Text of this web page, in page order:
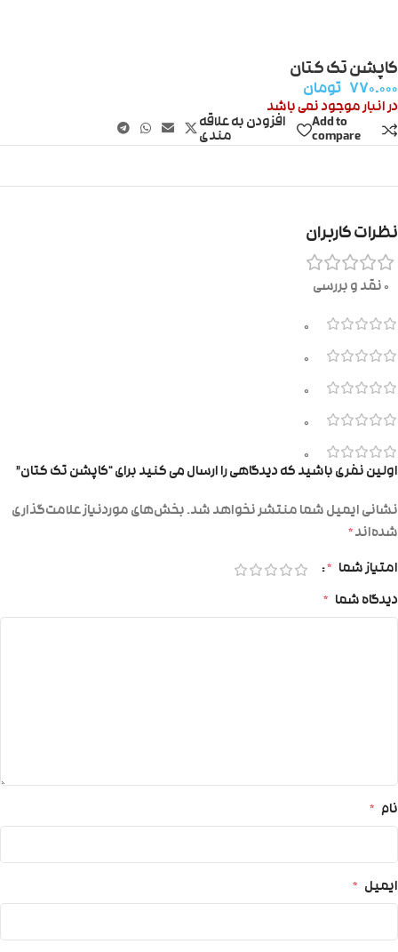
کاپشن تک کتان
۷۷۰.۰۰۰ تومان
در انبار موجود نمی باشد
Add to
compare
افزودن به علاقه
مندی
نظرات کاربران
0 نقد و بررسی
0
0
0
0
0
اولین نفری باشید که دیدگاهی را ارسال می کنید برای “کاپشن تک کتان”
نشانی ایمیل شما منتشر نخواهد شد.بخش‌های موردنیاز علامت‌گذاری
شده‌اند*
امتیاز شما *
دیدگاه شما *
نام *
ایمیل *